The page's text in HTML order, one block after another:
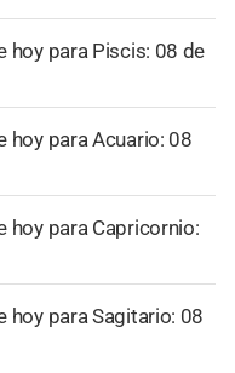
hoy para Piscis: 08 de
hoy para Acuario: 08
hoy para Capricornio:
hoy para Sagitario: 08